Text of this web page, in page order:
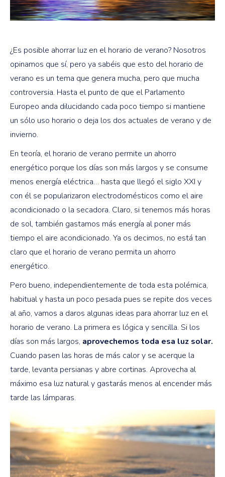
¿Es posible ahorrar luz en el horario de verano? Nosotros
opinamos que sí, pero ya sabéis que esto del horario de
verano es un tema que genera mucha, pero que mucha
controversia. Hasta el punto de que el Parlamento
Europeo anda dilucidando cada poco tiempo si mantiene
un sólo uso horario o deja los dos actuales de verano y de
invierno.
En teoría, el horario de verano permite un ahorro
energético porque los días son más largos y se consume
menos energía eléctrica… hasta que llegó el siglo XXI y
con él se popularizaron electrodomésticos como el aire
acondicionado o la secadora. Claro, si tenemos más horas
de sol, también gastamos más energía al poner más
tiempo el aire acondicionado. Ya os decimos, no está tan
claro que el horario de verano permita un ahorro
energético.
Pero bueno, independientemente de toda esta polémica,
habitual y hasta un poco pesada pues se repite dos veces
al año, vamos a daros algunas ideas para ahorrar luz en el
horario de verano. La primera es lógica y sencilla. Si los
días son más largos, aprovechemos toda esa luz solar.
Cuando pasen las horas de más calor y se acerque la
tarde, levanta persianas y abre cortinas. Aprovecha al
máximo esa luz natural y gastarás menos al encender más
tarde las lámparas.